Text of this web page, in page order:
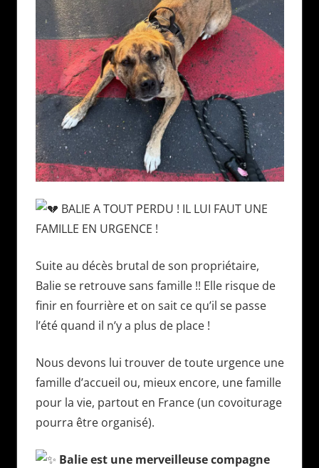
BALIE A TOUT PERDU ! IL LUI FAUT UNE
FAMILLE EN URGENCE !
Suite au décès brutal de son propriétaire,
Balie se retrouve sans famille !! Elle risque de
finir en fourrière et on sait ce qu’il se passe
l’été quand il n’y a plus de place !
Nous devons lui trouver de toute urgence une
famille d’accueil ou, mieux encore, une famille
pour la vie, partout en France (un covoiturage
pourra être organisé).
Balie est une merveilleuse compagne